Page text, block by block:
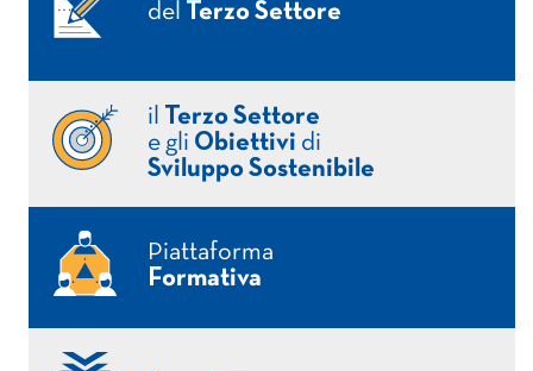
del
Terzo Settore
il
Terzo Settore
e gli Obiettivi di
Sviluppo Sostenibile
Piattaforma
Formativa